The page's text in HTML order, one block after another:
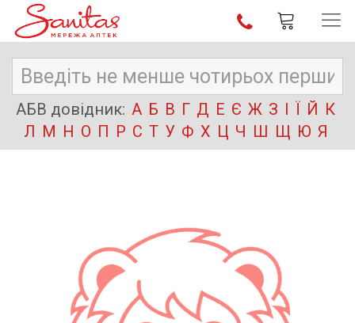
АБВ довідник: А Б В Г Д Е Є Ж З І Ї Й К
Л М Н О П Р С Т У Ф Х Ц Ч Ш Щ Ю Я